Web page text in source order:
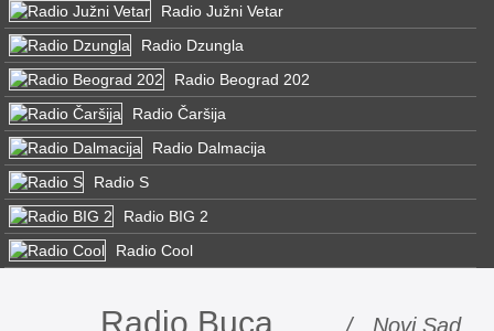
Radio Južni Vetar
Radio Dzungla
Radio Beograd 202
Radio Čaršija
Radio Dalmacija
Radio S
Radio BIG 2
Radio Cool
Radio Buca / Novi Sad